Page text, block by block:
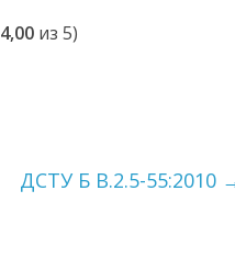
4,00 из 5)
ДСТУ Б В.2.5-55:2010